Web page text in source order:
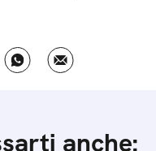
anche: